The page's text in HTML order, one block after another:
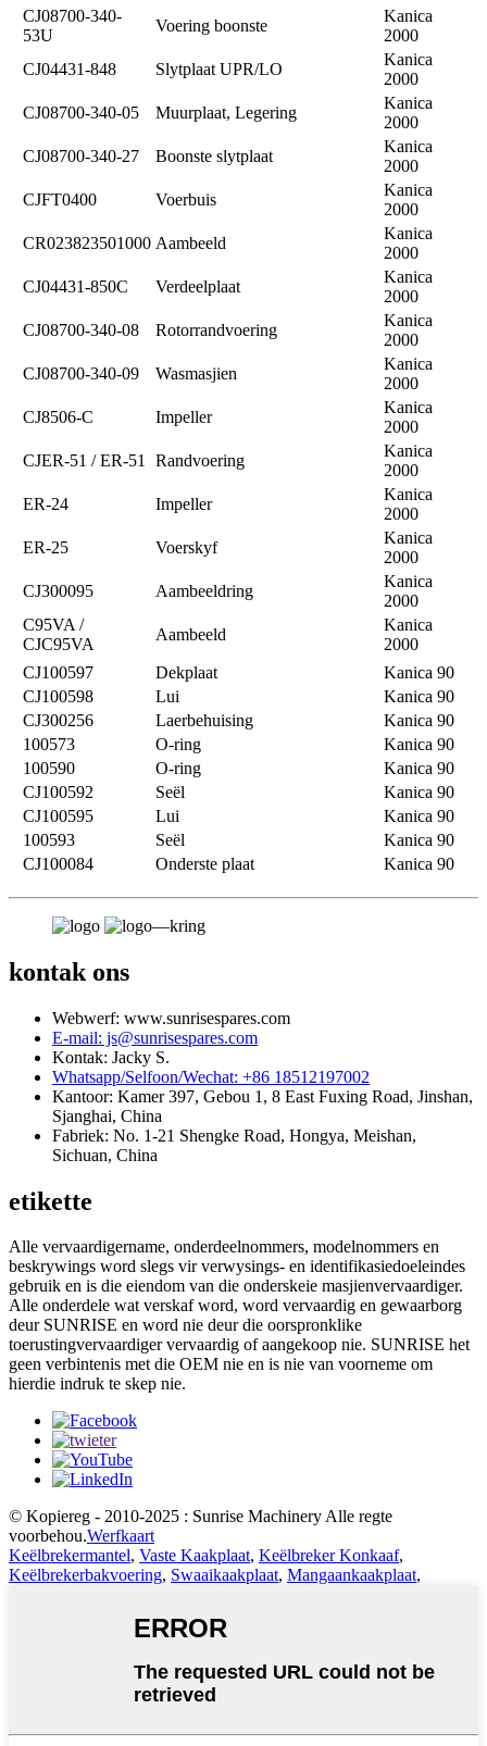
CJ08700-340-
53U
Voering boonste
Kanica
2000
CJ04431-848
Slytplaat UPR/LO
Kanica
2000
CJ08700-340-05
Muurplaat, Legering
Kanica
2000
CJ08700-340-27
Boonste slytplaat
Kanica
2000
CJFT0400
Voerbuis
Kanica
2000
CR023823501000 Aambeeld
Kanica
2000
CJ04431-850C
Verdeelplaat
Kanica
2000
CJ08700-340-08
Rotorrandvoering
Kanica
2000
CJ08700-340-09
Wasmasjien
Kanica
2000
CJ8506-C
Impeller
Kanica
2000
CJER-51 / ER-51
Randvoering
Kanica
2000
ER-24
Impeller
Kanica
2000
ER-25
Voerskyf
Kanica
2000
CJ300095
Aambeeldring
Kanica
2000
C95VA /
CJC95VA
Aambeeld
Kanica
2000
CJ100597
Dekplaat
Kanica 90
CJ100598
Lui
Kanica 90
CJ300256
Laerbehuising
Kanica 90
100573
O-ring
Kanica 90
100590
O-ring
Kanica 90
CJ100592
Seël
Kanica 90
CJ100595
Lui
Kanica 90
100593
Seël
Kanica 90
CJ100084
Onderste plaat Kanica 90
kontak ons
Webwerf: www.sunrisespares.com
E-mail: js@sunrisespares.com
Kontak: Jacky S.
Whatsapp/Selfoon/Wechat: +86 18512197002
Kantoor: Kamer 397, Gebou 1, 8 East Fuxing Road, Jinshan,
Sjanghai, China
Fabriek: No. 1-21 Shengke Road, Hongya, Meishan,
Sichuan, China
etikette
Alle vervaardigername, onderdeelnommers, modelnommers en
beskrywings word slegs vir verwysings- en identifikasiedoeleindes
gebruik en is die eiendom van die onderskeie masjienvervaardiger.
Alle onderdele wat verskaf word, word vervaardig en gewaarborg
deur SUNRISE en word nie deur die oorspronklike
toerustingvervaardiger vervaardig of aangekoop nie. SUNRISE het
geen verbintenis met die OEM nie en is nie van voorneme om
hierdie indruk te skep nie.
© Kopiereg - 2010-2025 : Sunrise Machinery Alle regte
voorbehou.Werfkaart
Keëlbrekermantel, Vaste Kaakplaat, Keëlbreker Konkaaf,
Keëlbrekerbakvoering, Swaaikaakplaat, Mangaankaakplaat,